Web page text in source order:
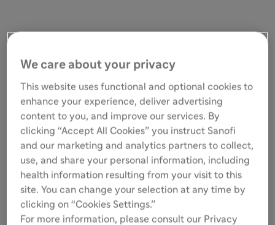
We care about your privacy
This website uses functional and optional cookies to
enhance your experience, deliver advertising
content to you, and improve our services. By
clicking “Accept All Cookies” you instruct Sanofi
and our marketing and analytics partners to collect,
use, and share your personal information, including
health information resulting from your visit to this
site. You can change your selection at any time by
clicking on “Cookies Settings.”
For more information, please consult our Privacy